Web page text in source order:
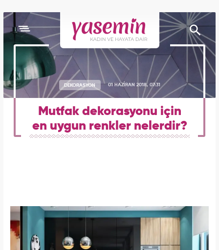
DEKORASYON 01 HAZİRAN 2018, 07:31
Mutfak dekorasyonu için
en uygun renkler nelerdir?